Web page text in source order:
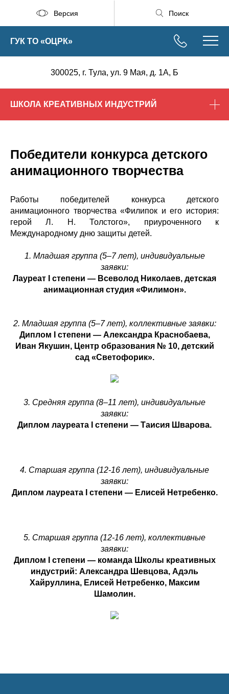
Версия Поиск
300025, г. Тула, ул. 9 Мая, д. 1А, Б
ГУК ТО «ОЦРК»
ШКОЛА КРЕАТИВНЫХ ИНДУСТРИЙ
Победители конкурса детского
анимационного творчества
Работы победителей конкурса детского
анимационного творчества «Филипок и его история:
герой Л. Н. Толстого», приуроченного к
Международному дню защиты детей.
1. Младшая группа (5–7 лет), индивидуальные
заявки:
Лауреат I степени — Всеволод Николаев, детская
анимационная студия «Филимон».
2. Младшая группа (5–7 лет), коллективные заявки:
Диплом I степени — Александра Краснобаева,
Иван Якушин, Центр образования № 10, детский
сад «Светофорик».
3. Средняя группа (8–11 лет), индивидуальные
заявки:
Диплом лауреата I степени — Таисия Шварова.
4. Старшая группа (12-16 лет), индивидуальные
заявки:
Диплом лауреата I степени — Елисей Нетребенко.
5. Старшая группа (12-16 лет), коллективные
заявки:
Диплом I степени — команда Школы креативных
индустрий: Александра Шевцова, Адэль
Хайруллина, Елисей Нетребенко, Максим
Шамолин.